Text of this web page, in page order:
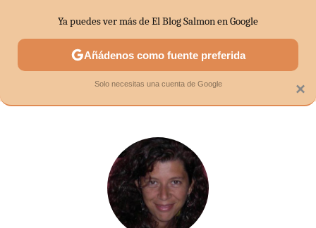
SECTORES ECONOMÍA DOMÉSTICA MERCADOS
×
Ya puedes ver más de El Blog Salmon en Google
Añádenos como fuente preferida
Solo necesitas una cuenta de Google